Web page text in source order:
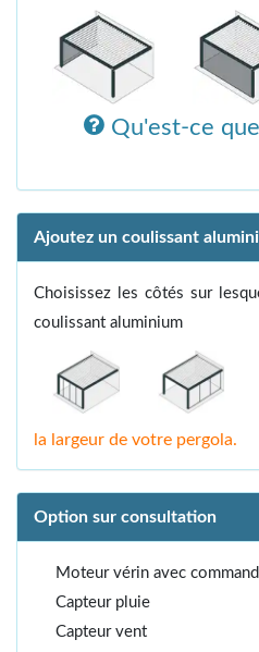
Qu'est-ce
Ajoutez un coulissant
Choisissez les côtés sur
coulissant aluminium
la largeur de votre pergola.
Option sur consultation
Moteur vérin avec
Capteur pluie
Capteur vent